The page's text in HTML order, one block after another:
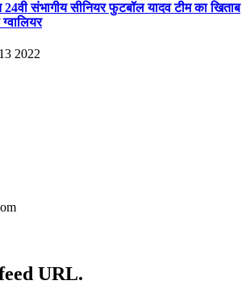
24वी संभागीय सीनियर फुटबॉल यादव टीम का खिताब
2022
URL.